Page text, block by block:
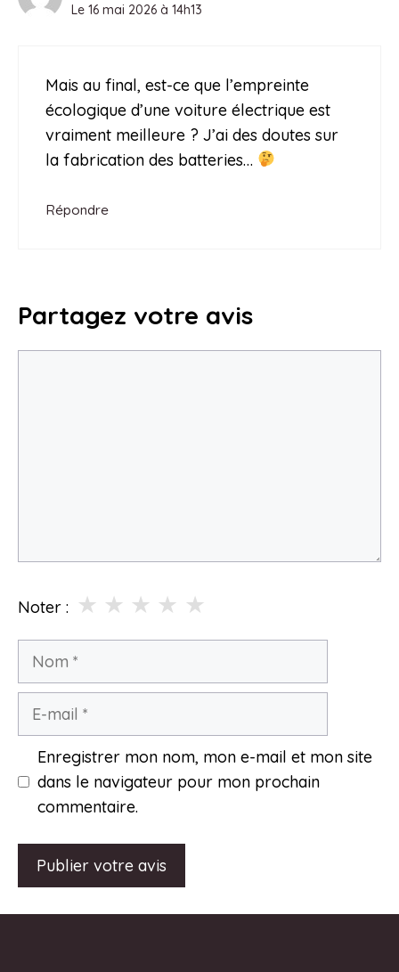
Le 16 mai 2026 à 14h13
Mais au final, est-ce que l’empreinte
écologique d’une voiture électrique est
vraiment meilleure ? J’ai des doutes sur
la fabrication des batteries…
Répondre
Partagez votre avis
Noter : ★
★
★
★
★
Nom
Enregistrer mon nom, mon e-mail et mon site
dans le navigateur pour mon prochain
commentaire.